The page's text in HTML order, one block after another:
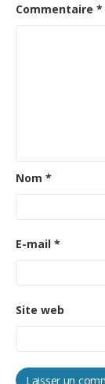
Commentaire *
Nom *
E-mail *
Site web